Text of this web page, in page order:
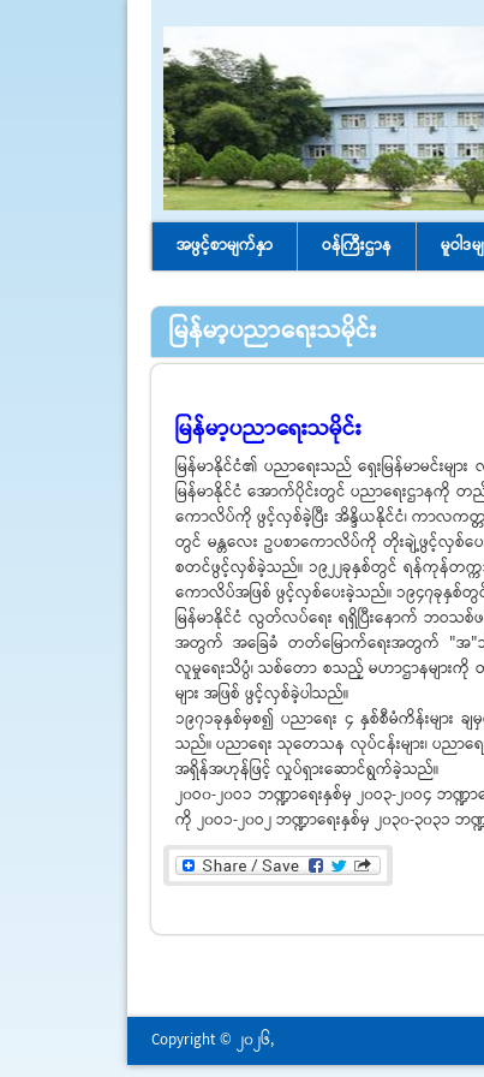
အဖွင့်စာမျက်နှာ ဝန်ကြီးဌာန မူဝါဒမ
မြန်မာ့ပညာရေးသမိုင်း
မြန်မာ့ပညာရေးသမိုင်း
မြန်မာနိုင်ငံ၏ ပညာရေးသည် ရှေးမြန်မာမင်
မြန်မာနိုင်ငံ အောက်ပိုင်းတွင် ပညာရေးဌာနကို တ
ကောလိပ်ကို ဖွင့်လှစ်ခဲ့ပြီး အိန္ဒိယနိုင်ငံ၊ ကာလက
တွင် မန္တလေး ဥပစာကောလိပ်ကို တိုးချဲ့ဖွင့်လှစ်ပ
စတင်ဖွင့်လှစ်ခဲ့သည်။ ၁၉၂၂ခုနှစ်တွင် ရန်ကုန်တက္
ကောလိပ်အဖြစ် ဖွင့်လှစ်ပေးခဲ့သည်။ ၁၉၄၇ခုနှ
မြန်မာနိုင်ငံ လွတ်လပ်ရေး ရရှိပြီးနောက် ဘဝသ
အတွက် အခြေခံ တတ်မြောက်ရေးအတွက် "အ"သုံးလုံး
လူမှုရေးသိပ္ပံ၊ သစ်တော စသည့် မဟာဌာနများကို
များ အဖြစ် ဖွင့်လှစ်ခဲ့ပါသည်။
၁၉၇၁ခုနှစ်မှစ၍ ပညာရေး ၄ နှစ်စီမံကိန်းမျာ
သည်။ ပညာရေး သုတေသန လုပ်ငန်းများ၊ ပည
အရှိန်အဟုန်ဖြင့် လှုပ်ရှားဆောင်ရွက်ခဲ့သည်။
၂၀ဝ၀-၂၀ဝ၁ ဘဏ္ဍာ‌ရေးနှစ်မှ ၂၀ဝ၃-၂၀ဝ၄ ဘ
ကို ၂၀ဝ၁-၂၀ဝ၂ ဘဏ္ဍာ‌ရေးနှစ်မှ ၂၀၃၀-၃၀၃
Copyright © 2026,